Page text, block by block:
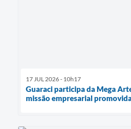
17 JUL 2026 - 10h17
Guaraci participa da Mega
missão empresarial